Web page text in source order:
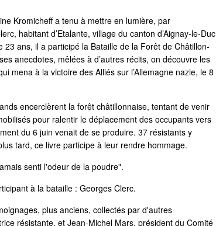
Kromicheff a tenu à mettre en lumière, par
habitant d’Etalante, village du canton d’Aignay-le-Duc
23 ans, il a participé la Bataille de la Forêt de Châtillon-
anecdotes, mêlées à d’autres récits, on découvre les
mena à la victoire des Alliés sur l’Allemagne nazie, le 8
encerclèrent la forêt châtillonnaise, tentant de venir
pour ralentir le déplacement des occupants vers
du 6 juin venait de se produire. 37 résistants y
tard, ce livre participe à leur rendre hommage.
senti l'odeur de la poudre".
à la bataille : Georges Clerc.
plus anciens, collectés par d'autres
résistante, et Jean-Michel Mars, président du Comité